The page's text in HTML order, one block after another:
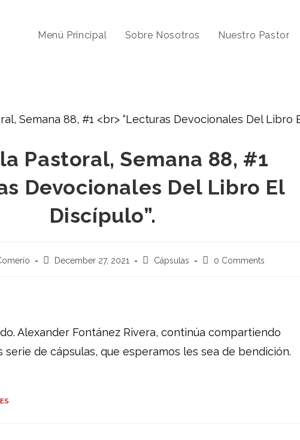
Menú Principal Sobre Nosotros Nuestro Pastor
Pastoral, Semana 88, #1
Devocionales Del Libro El
Discípulo”.
December 27, 2021 Cápsulas 0 Comments
Alexander Fontánez Rivera, continúa compartiendo
de cápsulas, que esperamos les sea de bendición.